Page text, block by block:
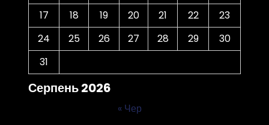
Серпень 2026
17
18 19 20 21 22
23
24
25 26 27 28 29
30
31
« Чер